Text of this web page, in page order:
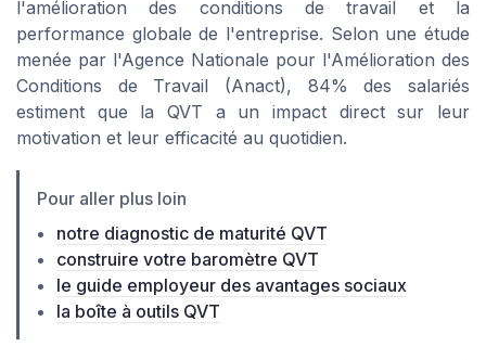
l'amélioration des conditions de travail et la
performance globale de l'entreprise. Selon une étude
menée par l'Agence Nationale pour l'Amélioration des
Conditions de Travail (Anact), 84% des salariés
estiment que la QVT a un impact direct sur leur
motivation et leur efficacité au quotidien.
Pour aller plus loin
notre diagnostic de maturité QVT
construire votre baromètre QVT
le guide employeur des avantages sociaux
la boîte à outils QVT